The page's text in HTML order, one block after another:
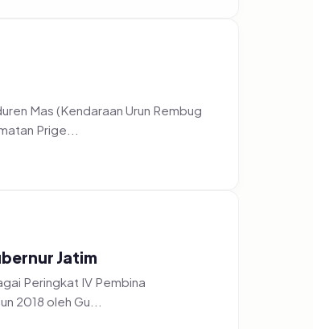
Mas (Kendaraan Urun Rembug
Prige...
Jatim
Peringkat IV Pembina
2018 oleh Gu...